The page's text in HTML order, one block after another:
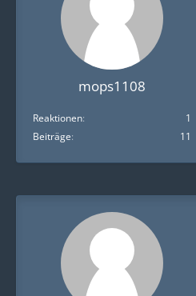
mops1108
Reaktionen
1
Beiträge
11